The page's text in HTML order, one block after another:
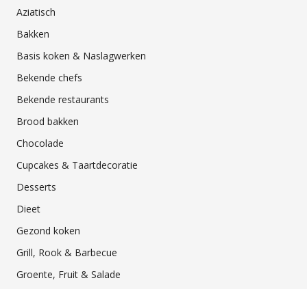
Aziatisch
Bakken
Basis koken & Naslagwerken
Bekende chefs
Bekende restaurants
Brood bakken
Chocolade
Cupcakes & Taartdecoratie
Desserts
Dieet
Gezond koken
Grill, Rook & Barbecue
Groente, Fruit & Salade